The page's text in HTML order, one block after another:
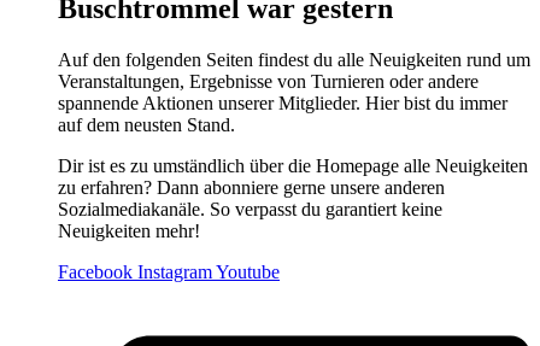
Buschtrommel war gestern
Auf den folgenden Seiten findest du alle Neuigkeiten rund um
Veranstaltungen, Ergebnisse von Turnieren oder andere
spannende Aktionen unserer Mitglieder. Hier bist du immer
auf dem neusten Stand.
Dir ist es zu umständlich über die Homepage alle Neuigkeiten
zu erfahren? Dann abonniere gerne unsere anderen
Sozialmediakanäle. So verpasst du garantiert keine
Neuigkeiten mehr!
Facebook InstagramYoutube